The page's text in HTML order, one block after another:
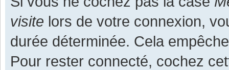
visite lors de votre connexion,
durée déterminée. Cela
Pour rester connecté, cochez